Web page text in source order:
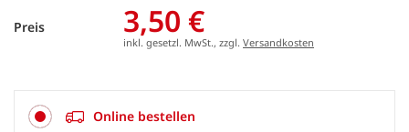
Preis 3,50 €
inkl. gesetzl. MwSt., zzgl. Versandkosten
Online bestellen